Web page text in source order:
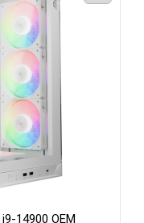
14900 OEM